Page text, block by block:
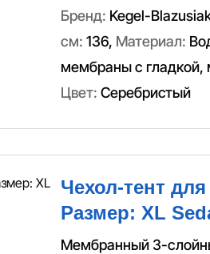
Бренд: Kegel-
см: 136, Материал:
мембраны с гладкой,
Цвет: Серебристый
Чехол-тент
Размер: XL
Мембранный 3-